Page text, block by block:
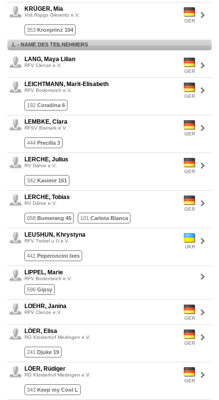
GER
KRÜGER, Mia
Volt.Rspgs Gieseritz e.V.
353 Kronprinz 104
L - NAME DES TEILNEHMERS
GER
LANG, Maya Lilian
RFV Clenze e.V.
GER
LEICHTMANN, Marit-Elisabeth
RFV Bodenteich e.V.
192 Coradina 6
GER
LEMBKE, Clara
RFSV Bismark e.V.
444 Precilla 3
GER
LERCHE, Julius
RV Dähre e.V.
342 Kasimir 161
GER
LERCHE, Tobias
RV Dähre e.V.
058 Bumerang 45 101 Carlota Blanca
UKR
LEUSHUN, Khrystyna
RFV Trebel u.U.e.V.
441 Peperoncini Ixes
LIPPEL, Marie
RFV Bodenteich e.V.
596 Gipsy
GER
LOEHR, Janina
RFV Clenze e.V.
GER
LÖER, Elisa
RG Klosterhof Medingen e.V.
241 Djuke 19
GER
LÖER, Rüdiger
RG Klosterhof Medingen e.V.
343 Keep my Cool L